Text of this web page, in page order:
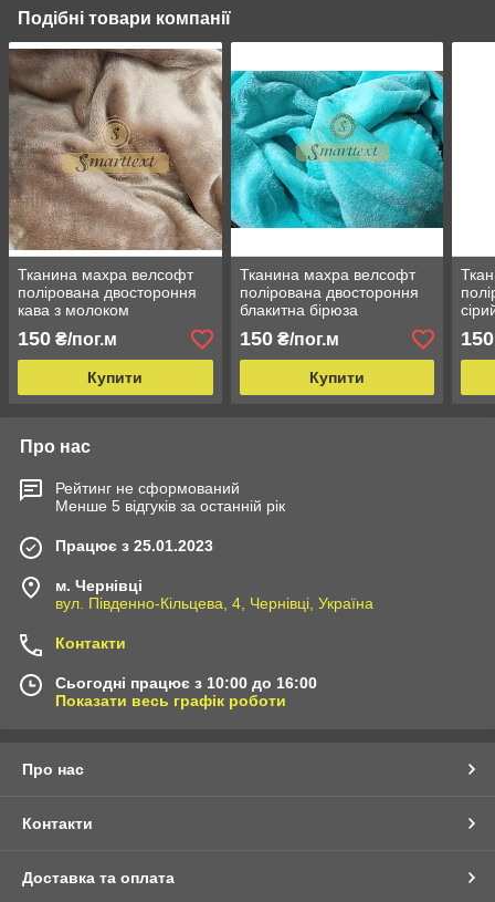
Подібні товари компанії
Тканина махра велсофт
полірована двостороння
кава з молоком
150 ₴/пог.м
Купити
Тканина махра велсофт
полірована двостороння
блакитна бірюза
150₴/пог.м
Купити
150
Про нас
Рейтинг не сформований
Менше 5 відгуків за останній рік
Працює з 25.01.2023
м. Чернівці
вул. Південно-Кільцева, 4, Чернівці, Україна
Контакти
Сьогодні працює з 10:00 до 16:00
Показати весь графік роботи
Про нас
Контакти
Доставка та оплата